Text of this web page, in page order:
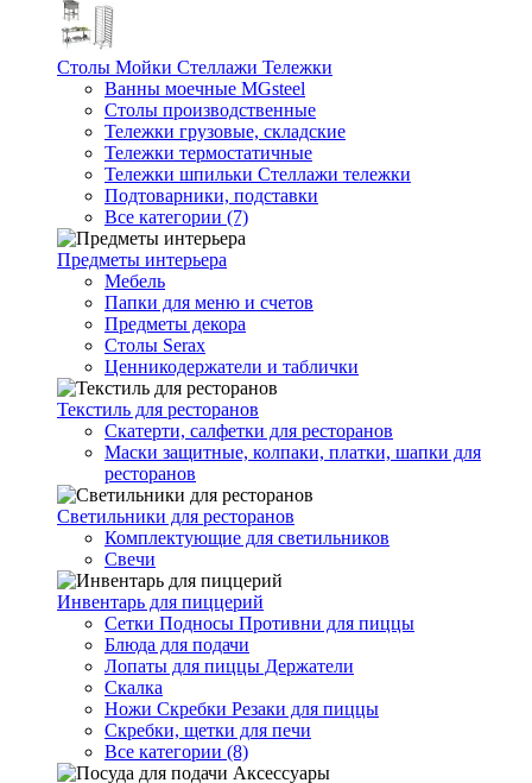
Столы Мойки Стеллажи Тележки
Ванны моечные MGsteel
Столы производственные
Тележки грузовые, складские
Тележки термостатичные
Тележки шпильки Стеллажи тележки
Подтоварники, подставки
Все категории (7)
Предметы интерьера
Мебель
Папки для меню и счетов
Предметы декора
Столы Serax
Ценникодержатели и таблички
Текстиль для ресторанов
Скатерти, салфетки для ресторанов
Маски защитные, колпаки, платки, шапки для
ресторанов
Светильники для ресторанов
Комплектующие для светильников
Свечи
Инвентарь для пиццерий
Сетки Подносы Противни для пиццы
Блюда для подачи
Лопаты для пиццы Держатели
Скалка
Ножи Скребки Резаки для пиццы
Скребки, щетки для печи
Все категории (8)